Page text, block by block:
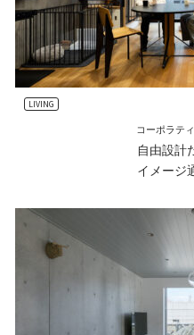
LIVING
コーポラテ
自由設計
イメージ